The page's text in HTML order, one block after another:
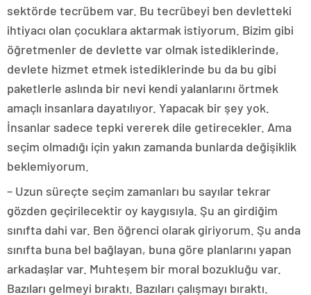
sektörde tecrübem var. Bu tecrübeyi ben devletteki
ihtiyacı olan çocuklara aktarmak istiyorum. Bizim gibi
öğretmenler de devlette var olmak istediklerinde,
devlete hizmet etmek istediklerinde bu da bu gibi
paketlerle aslında bir nevi kendi yalanlarını örtmek
amaçlı insanlara dayatılıyor. Yapacak bir şey yok.
İnsanlar sadece tepki vererek dile getirecekler. Ama
seçim olmadığı için yakın zamanda bunlarda değişiklik
beklemiyorum.
– Uzun süreçte seçim zamanları bu sayılar tekrar
gözden geçirilecektir oy kaygısıyla. Şu an girdiğim
sınıfta dahi var. Ben öğrenci olarak giriyorum. Şu anda
sınıfta buna bel bağlayan, buna göre planlarını yapan
arkadaşlar var. Muhteşem bir moral bozukluğu var.
Bazıları gelmeyi bıraktı. Bazıları çalışmayı bıraktı.